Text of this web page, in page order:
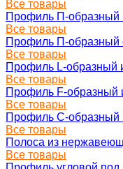
Все товары
Профиль П-образный
Все товары
Профиль П-образный
Все товары
Профиль L-образный
Все товары
Профиль F-образный
Все товары
Профиль C-образный
Все товары
Полоса из
Все товары